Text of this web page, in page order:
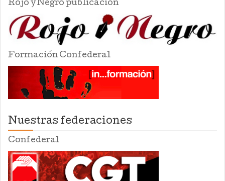
Rojo y Negro publicación
Formación Confederal
Nuestras federaciones
Confederal